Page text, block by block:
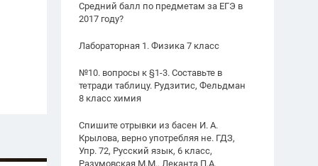
Средний балл по предметам за ЕГЭ в
2017 году?
Лабораторная 1. Физика 7 класс
№10. вопросы к §1-3. Составьте в
тетради таблицу. Рудзитис, Фельдман
8 класс химия
Спишите отрывки из басен И. А.
Крылова, верно употребляя не. ГДЗ,
Упр. 72, Русский язык, 6 класс,
Разумовская М.М., Леканта П.А.